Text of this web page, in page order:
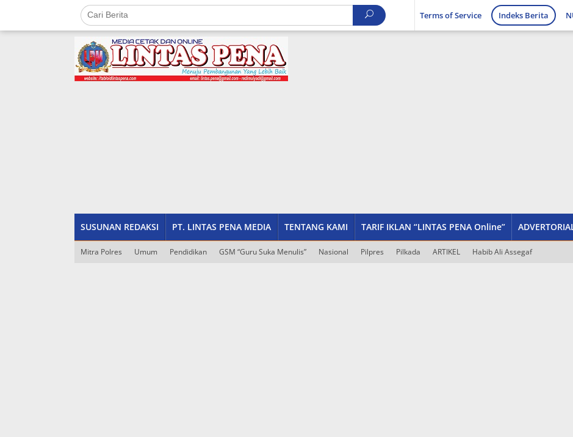
Terms of Service Indeks Berita
SUSUNAN REDAKSI PT. LINTAS PENA MEDIA TENTANG KAMI TARIF IKLAN “LINTAS PENA Online”
Mitra Polres Umum Pendidikan GSM “Guru Suka Menulis” Nasional Pilpres Pilkada ARTIKEL Habib Ali Assegaf